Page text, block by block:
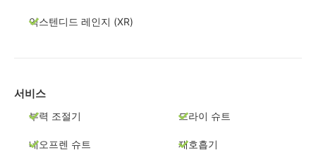
익스텐디드 레인지 (XR)
서비스
부력 조절기 드라이 슈트
네오프렌 슈트 재호흡기